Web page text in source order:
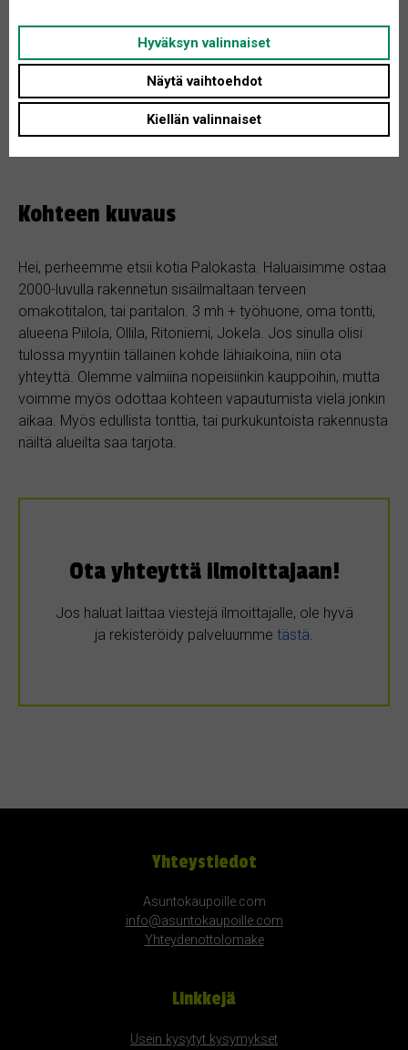
Asunnon tyyppi: Omakotitalo
Huoneita + K: 4
Kohteen kuvaus
Hei, perheemme etsii kotia Palokasta. Haluaisimme ostaa
2000-luvulla rakennetun sisäilmaltaan terveen
omakotitalon, tai paritalon. 3 mh + työhuone, oma tontti,
alueena Piilola, Ollila, Ritoniemi, Jokela. Jos sinulla olisi
tulossa myyntiin tällainen kohde lähiaikoina, niin ota
yhteyttä. Olemme valmiina nopeisiinkin kauppoihin, mutta
voimme myös odottaa kohteen vapautumista vielä jonkin
aikaa. Myös edullista tonttia, tai purkukuntoista rakennusta
näiltä alueilta saa tarjota.
Ota yhteyttä ilmoittajaan!
Jos haluat laittaa viestejä ilmoittajalle, ole hyvä
ja rekisteröidy palveluumme tästä
Yhteystiedot
Asuntokaupoille.com
info@asuntokaupoille.com
Yhteydenottolomake
Linkkejä
Usein kysytyt kysymykset
Hyväksyn valinnaiset
Näytä vaihtoehdot
Kiellän valinnaiset